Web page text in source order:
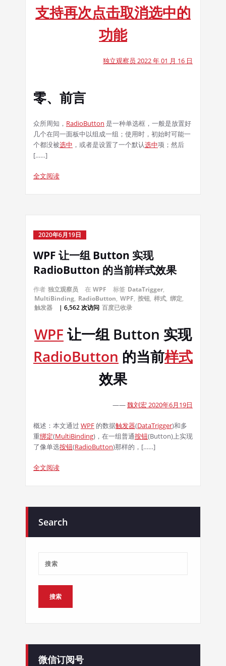
支持再次点击取消选中的
功能
独立观察员 2022 年 01 月 16 日
零、前言
众所周知， RadioButton 是一种单选框，一般是放置好
几个在同一面板中以组成一组；使用时，初始时可能一
个都没被选中 ，或者是设置了一个默认选中项；然后
[……]
全文阅读
2020年6月19日
WPF 让一组 Button 实现
RadioButton 的当前样式效果
作者 独立观察员 在 WPF 标签 DataTrigger,
MultiBinding, RadioButton, WPF, 按钮, 样式, 绑定,
触发器
| 6,562 次访问 百度已收录
WPF 让一组 Button 实现
RadioButton 的当前样式
效果
——魏刘宏 2020年6月19日
概述：本文通过 WPF 的数据触发器(DataTrigger)和多
重绑定(MultiBinding)，在一组普通按钮(Button)上实现
了像单选按钮(RadioButton)那样的，[……]
全文阅读
Search
微信订阅号